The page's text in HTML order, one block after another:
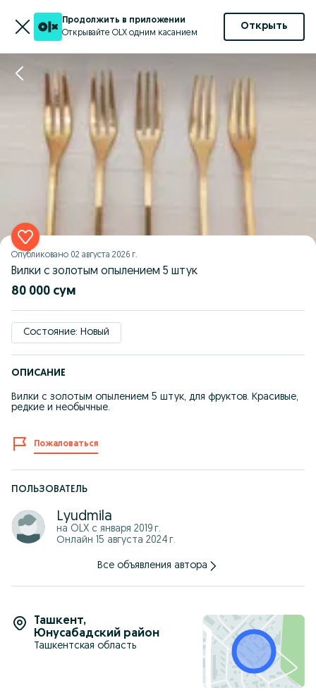
Продолжить в приложении
Открывайте OLX одним касанием
Открыть
Опубликовано 02 августа 2026 г.
Вилки с золотым опылением 5 штук
80 000 сум
Состояние: Новый
ОПИСАНИЕ
Вилки с золотым опылением 5 штук, для фруктов. Красивые,
редкие и необычные.
Пожаловаться
ПОЛЬЗОВАТЕЛЬ
Lyudmila
на OLX с января 2019 г.
Онлайн 15 августа 2024 г.
Все объявления автора
Ташкент,
Юнусабадский район
Ташкентская область